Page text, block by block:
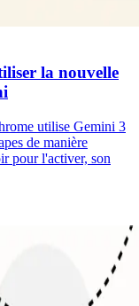
la nouvelle
utilise Gemini 3
de manière
pour l'activer, son